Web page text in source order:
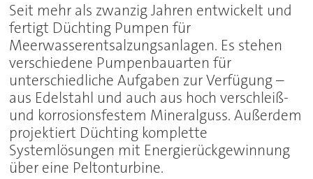
Seit mehr als zwanzig Jahren entwickelt und
fertigt Düchting Pumpen für
Meerwasserentsalzungsanlagen. Es stehen
verschiedene Pumpenbauarten für
unterschiedliche Aufgaben zur Verfügung –
aus Edelstahl und auch aus hoch verschleiß-
und korrosionsfestem Mineralguss. Außerdem
projektiert Düchting komplette
Systemlösungen mit Energierückgewinnung
über eine Peltonturbine.